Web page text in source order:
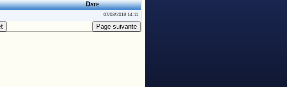
Date
07/03/2019 14:11